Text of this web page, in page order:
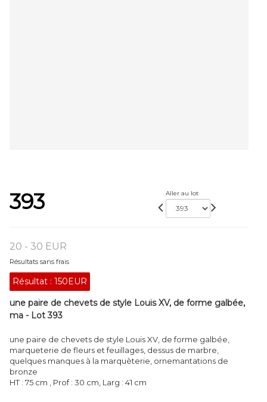
393 Aller au lot
20 - 30 EUR
Résultats sans frais
Résultat : 150EUR
une paire de chevets de style Louis XV, de forme galbée,
ma - Lot 393
une paire de chevets de style Louis XV, de forme galbée,
marqueterie de fleurs et feuillages, dessus de marbre,
quelques manques à la marquèterie, ornemantations de
bronze
HT : 75 cm , Prof : 30 cm, Larg : 41 cm